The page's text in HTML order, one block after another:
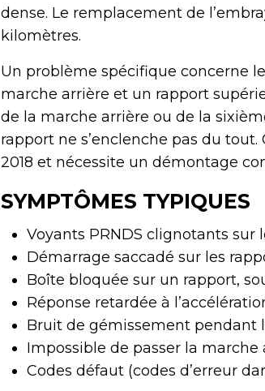
dense. Le remplacement de
kilomètres.
Un problème spécifique concerne le
marche arrière et un rapport
de la marche arrière ou de la
rapport ne s’enclenche pas du
2018 et nécessite un démontage
SYMPTÔMES TYPIQUES
Voyants PRNDS clignotants sur
Démarrage saccadé sur les
Boîte bloquée sur un rapport,
Réponse retardée à
Bruit de gémissement pendant
Impossible de passer la marche
Codes défaut (codes d’erreur